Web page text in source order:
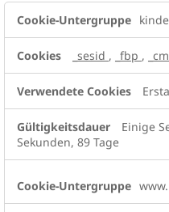
Cookies
_sesid , _fbp , _cm
Einige
Sekunden, 89 Tage